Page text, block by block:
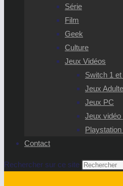
Série
Film
Geek
Culture
Jeux Vidéos
Switch 1
Jeux
Jeux PC
Jeux vidéo
Playstation
Contact
Rechercher sur ce site